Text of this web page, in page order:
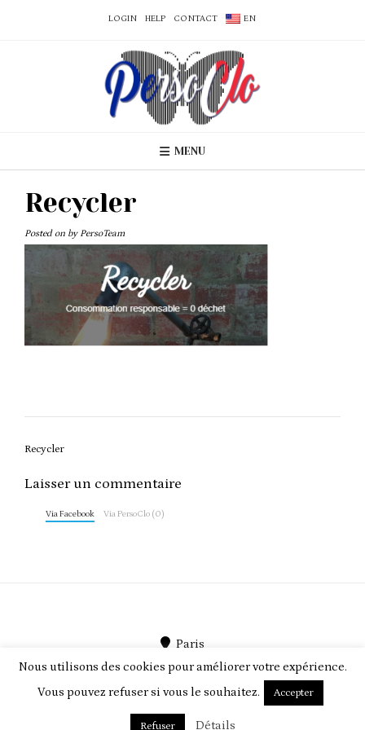
LOGIN HELP CONTACT EN
MENU
Recycler
Posted on by PersoTeam
Post
Recycler
Laisser un commentaire
Via Facebook Via PersoClo (0)
Paris
PersoClo par PEEGMO
Nous utilisons des cookies pour améliorer votre expérience.
Vous pouvez refuser si vous le souhaitez.
Accepter
Refuser Détails